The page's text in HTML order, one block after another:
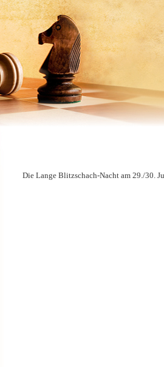
Die Lange Blitzschach-Nacht am 29./30.